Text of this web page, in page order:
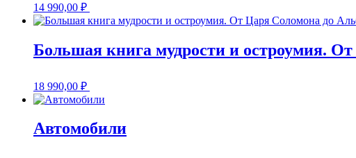
14 990,00 ₽
Большая книга мудрости и остроумия.
18 990,00 ₽
Автомобили